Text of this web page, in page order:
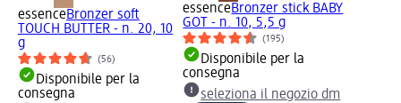
essenceBronzer soft
TOUCH BUTTER - n. 20, 10
g
(56)
Disponibile per la
consegna
essenceBronzer stick BABY
GOT - n. 10, 5,5 g
(195)
Disponibile per la
consegna
seleziona il negozio dm